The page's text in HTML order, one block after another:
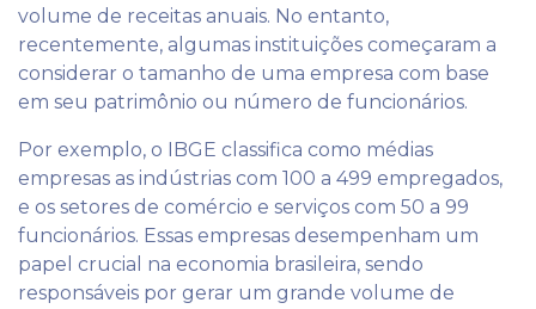
volume de receitas anuais. No entanto,
recentemente, algumas instituições começaram a
considerar o tamanho de uma empresa com base
em seu patrimônio ou número de funcionários.
Por exemplo, o IBGE classifica como médias
empresas as indústrias com 100 a 499 empregados,
e os setores de comércio e serviços com 50 a 99
funcionários. Essas empresas desempenham um
papel crucial na economia brasileira, sendo
responsáveis por gerar um grande volume de